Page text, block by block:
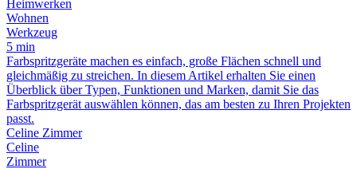
Heimwerken
Wohnen
Werkzeug
5 min
Farbspritzgeräte machen es einfach, große Flächen schnell und
gleichmäßig zu streichen. In diesem Artikel erhalten Sie einen
Überblick über Typen, Funktionen und Marken, damit Sie das
Farbspritzgerät auswählen können, das am besten zu Ihren Projekten
passt.
Celine Zimmer
Celine
Zimmer